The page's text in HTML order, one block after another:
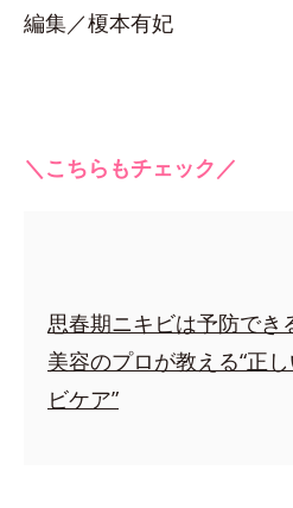
編集／榎本有妃
＼こちらもチェック／
思春期ニキビは予防でき
美容のプロが教える“正
ビケア”